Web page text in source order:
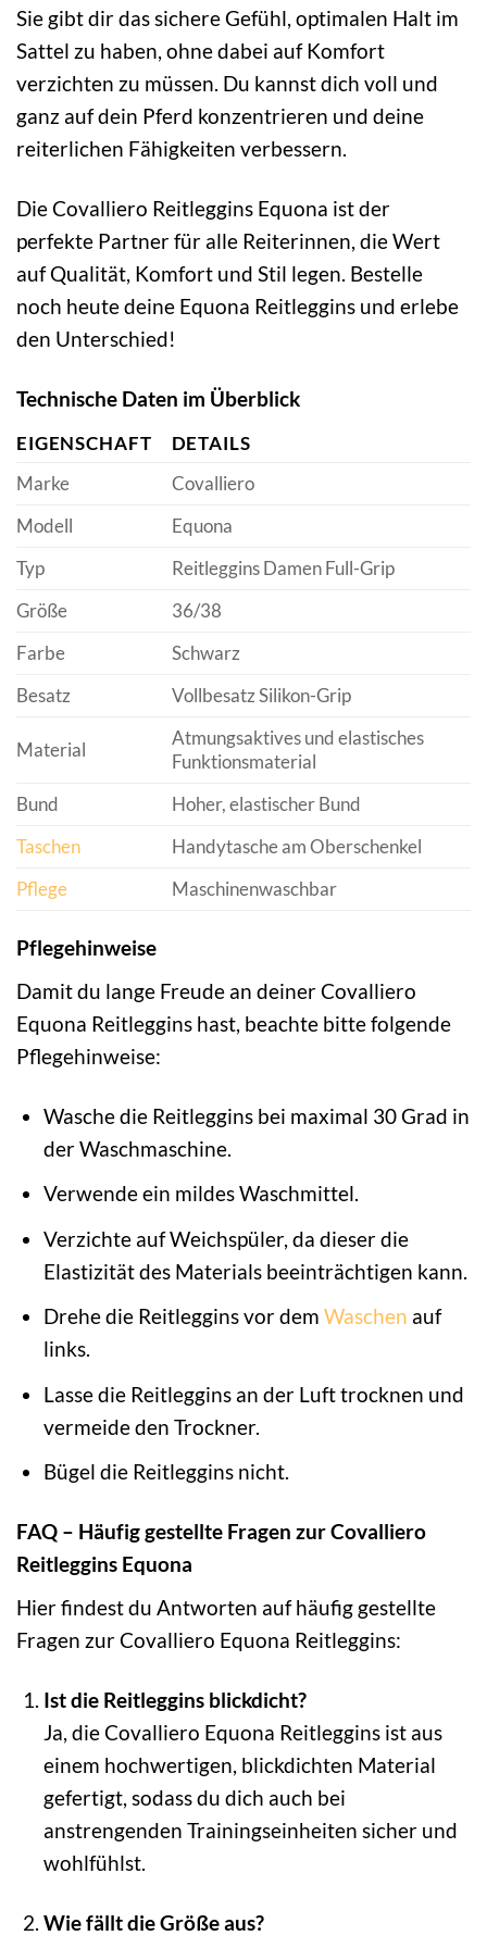
Sie gibt dir das sichere Gefühl, optimalen Halt im
Sattel zu haben, ohne dabei auf Komfort
verzichten zu müssen. Du kannst dich voll und
ganz auf dein Pferd konzentrieren und deine
reiterlichen Fähigkeiten verbessern.
Die Covalliero Reitleggins Equona ist der
perfekte Partner für alle Reiterinnen, die Wert
auf Qualität, Komfort und Stil legen. Bestelle
noch heute deine Equona Reitleggins und erlebe
den Unterschied!
Technische Daten im Überblick
EIGENSCHAFT
DETAILS
Marke
Covalliero
Modell
Equona
Typ
Reitleggins Damen Full-Grip
Größe
36/38
Farbe
Schwarz
Besatz
Vollbesatz Silikon-Grip
Material
Atmungsaktives und elastisches
Funktionsmaterial
Bund
Hoher, elastischer Bund
Taschen
Handytasche am Oberschenkel
Pflege
Maschinenwaschbar
Pflegehinweise
Damit du lange Freude an deiner Covalliero
Equona Reitleggins hast, beachte bitte folgende
Pflegehinweise:
Wasche die Reitleggins bei maximal 30 Grad in
der Waschmaschine.
Verwende ein mildes Waschmittel.
Verzichte auf Weichspüler, da dieser die
Elastizität des Materials beeinträchtigen kann.
Drehe die Reitleggins vor dem Waschen auf
links.
Lasse die Reitleggins an der Luft trocknen und
vermeide den Trockner.
Bügel die Reitleggins nicht.
FAQ – Häufig gestellte Fragen zur Covalliero
Reitleggins Equona
Hier findest du Antworten auf häufig gestellte
Fragen zur Covalliero Equona Reitleggins:
Ist die Reitleggins blickdicht?
Ja, die Covalliero Equona Reitleggins ist aus
einem hochwertigen, blickdichten Material
gefertigt, sodass du dich auch bei
anstrengenden Trainingseinheiten sicher und
wohlfühlst.
Wie fällt die Größe aus?